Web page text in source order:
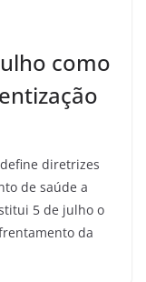
como
diretrizes
de saúde a
5 de julho o
da